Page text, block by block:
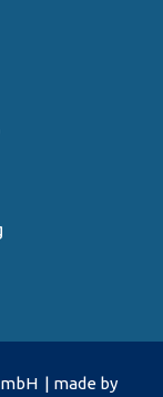
| made by